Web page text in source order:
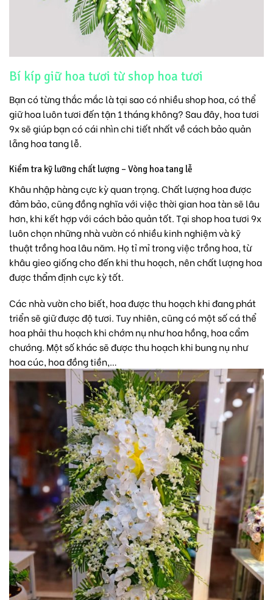
Bí kíp giữ hoa tươi từ shop hoa tươi
Bạn có từng thắc mắc là tại sao có nhiều shop hoa, có thể
giữ hoa luôn tươi đến tận 1 tháng không? Sau đây, hoa tươi
9x sẽ giúp bạn có cái nhìn chi tiết nhất về cách bảo quản
lẵng hoa tang lễ.
Kiểm tra kỹ lưỡng chất lượng – Vòng hoa tang lễ
Khâu nhập hàng cực kỳ quan trọng. Chất lượng hoa được
đảm bảo, cũng đồng nghĩa với việc thời gian hoa tàn sẽ lâu
hơn, khi kết hợp với cách bảo quản tốt. Tại shop hoa tươi 9x
luôn chọn những nhà vườn có nhiều kinh nghiệm và kỹ
thuật trồng hoa lâu năm. Họ tỉ mỉ trong việc trồng hoa, từ
khâu gieo giống cho đến khi thu hoạch, nên chất lượng hoa
được thẩm định cực kỳ tốt.
Các nhà vườn cho biết, hoa được thu hoạch khi đang phát
triển sẽ giữ được độ tươi. Tuy nhiên, cũng có một số cá thể
hoa phải thu hoạch khi chớm nụ như hoa hồng, hoa cẩm
chướng. Một số khác sẽ được thu hoạch khi bung nụ như
hoa cúc, hoa đồng tiền,…